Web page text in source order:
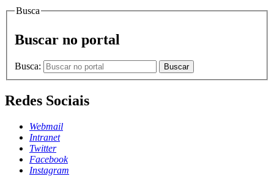
Busca
Buscar no portal
Busca: Buscar
Redes Sociais
Webmail
Intranet
Twitter
Facebook
Instagram